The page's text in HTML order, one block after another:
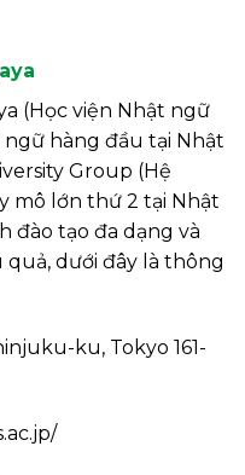
(Học viện Nhật ngữ
hàng đầu tại Nhật
Group (Hệ
mô lớn thứ 2 tại Nhật
đào tạo đa dạng và
dưới đây là thông
ku, Tokyo 161-